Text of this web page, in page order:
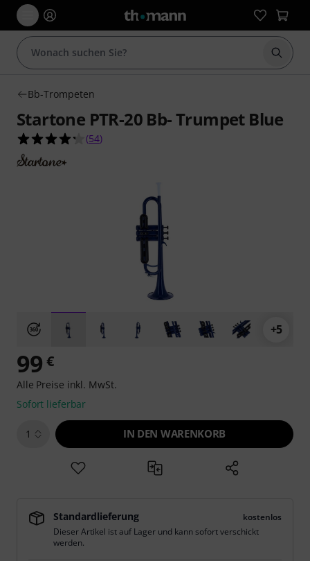
Suche
Bb-Trompeten
Startone PTR-20 Bb- Trumpet Blue
4.3 von 5 Sternen aus 54 Kundenbewertungen
(54)
+5
99 €
Alle Preise inkl. MwSt.
Sofort lieferbar
1 IN DEN WARENKORB
Standardlieferung
kostenlos
Dieser Artikel ist auf Lager und kann sofort verschickt
werden.